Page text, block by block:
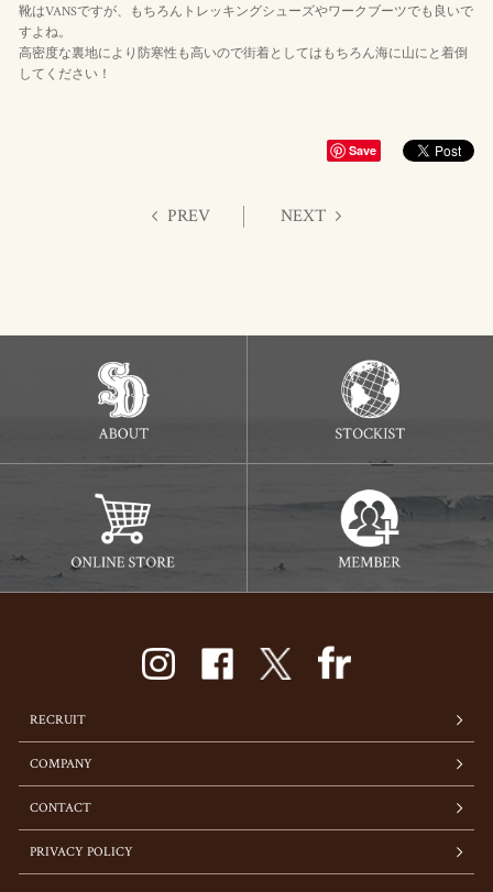
靴はVANSですが、もちろんトレッキングシューズやワークブーツでも良いで
すよね。
高密度な裏地により防寒性も高いので街着としてはもちろん海に山にと着倒
してください！
Save
PREV NEXT
RECRUIT
COMPANY
CONTACT
PRIVACY POLICY